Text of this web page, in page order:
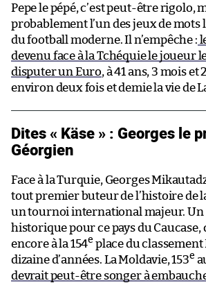
Pepe le pépé, c’est peut-être rigolo,
probablement l’un des jeux de mots
du football moderne. Il n’empêche :
devenu face à la Tchéquie le joueur
disputer un Euro, à 41 ans, 3 mois et
environ deux fois et demie la vie de
Dites « Käse » : Georges le
Géorgien
Face à la Turquie, Georges
tout premier buteur de l’histoire de
un tournoi international majeur.
historique pour ce pays du Caucase,
encore à la 154e place du classement
dizaine d’années. La Moldavie, 153e
devrait peut-être songer à